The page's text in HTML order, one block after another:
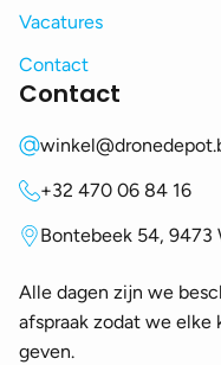
Vacatures
Contact
Contact
+32 470 06 84 16
Bontebeek 54, 9473
Alle dagen zijn we
afspraak zodat we elke
geven.